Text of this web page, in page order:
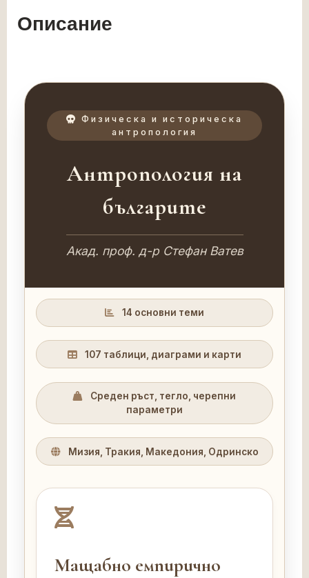
Описание
Физическа и историческа
антропология
Антропология на
българите
Акад. проф. д-р Стефан Ватев
14 основни теми
107 таблици, диаграми и карти
Среден ръст, тегло, черепни
параметри
Мизия, Тракия, Македония, Одринско
Мащабно емпирично